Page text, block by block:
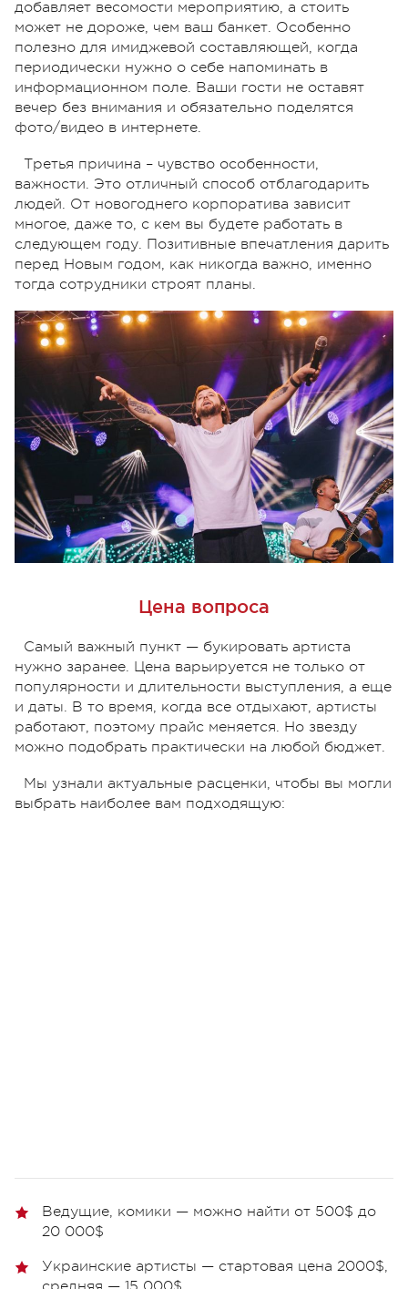
добавляет весомости мероприятию, а стоить
может не дороже, чем ваш банкет. Особенно
полезно для имиджевой составляющей, когда
периодически нужно о себе напоминать в
информационном поле. Ваши гости не оставят
вечер без внимания и обязательно поделятся
фото/видео в интернете.
Третья причина – чувство особенности,
важности. Это отличный способ отблагодарить
людей. От новогоднего корпоратива зависит
многое, даже то, с кем вы будете работать в
следующем году. Позитивные впечатления дарить
перед Новым годом, как никогда важно, именно
тогда сотрудники строят планы.
Цена вопроса
Самый важный пункт — букировать артиста
нужно заранее. Цена варьируется не только от
популярности и длительности выступления, а еще
и даты. В то время, когда все отдыхают, артисты
работают, поэтому прайс меняется. Но звезду
можно подобрать практически на любой бюджет.
Мы узнали актуальные расценки, чтобы вы могли
выбрать наиболее вам подходящую:
Ведущие, комики — можно найти от 500$ до
20 000$
Украинские артисты — стартовая цена 2000$,